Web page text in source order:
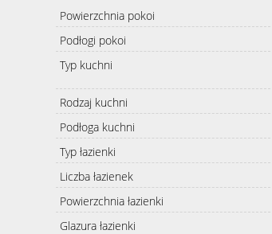
Powierzchnia pokoi
Podłogi pokoi
Typ kuchni
Rodzaj kuchni
Podłoga kuchni
Typ łazienki
Liczba łazienek
Powierzchnia łazienki
Glazura łazienki